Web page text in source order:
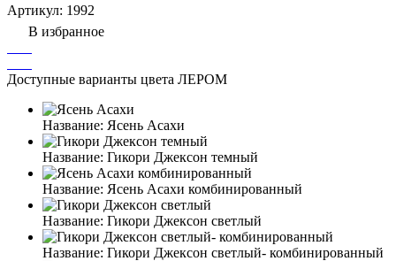
Артикул: 1992
В избранное
Доступные варианты цвета ЛЕРОМ
Название: Ясень Асахи
Название: Гикори Джексон темный
Название: Ясень Асахи комбинированный
Название: Гикори Джексон светлый
Название: Гикори Джексон светлый- комбинированный